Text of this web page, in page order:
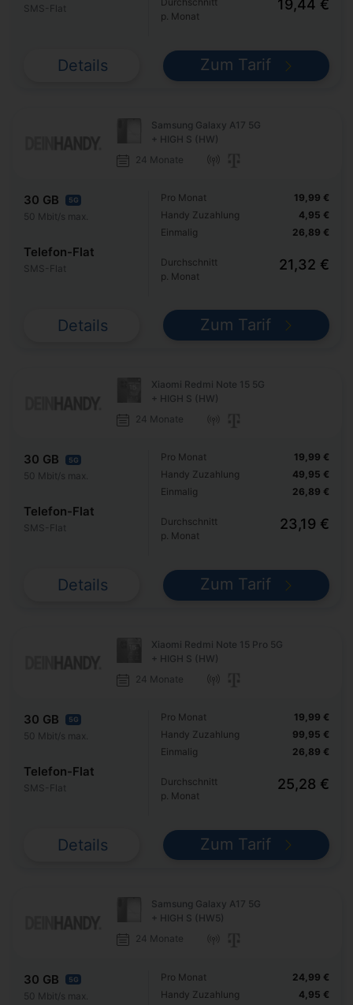
SMS-Flat
p. Monat
19,44 €
Details Zum Tarif
Samsung Galaxy A17 5G
+ HIGH S (HW)
24 Monate
30 GB 5G
50 Mbit/s max.
Telefon-Flat
SMS-Flat
Pro Monat
Handy Zuzahlung
Einmalig
19,99 €
4,95 €
26,89 €
Durchschnitt
p. Monat
21,32 €
Details Zum Tarif
Xiaomi Redmi Note 15 5G
+ HIGH S (HW)
24 Monate
30 GB 5G
50 Mbit/s max.
Telefon-Flat
SMS-Flat
Pro Monat
Handy Zuzahlung
Einmalig
19,99 €
49,95 €
26,89 €
Durchschnitt
p. Monat
23,19 €
Details Zum Tarif
Xiaomi Redmi Note 15 Pro 5G
+ HIGH S (HW)
24 Monate
30 GB 5G
50 Mbit/s max.
Telefon-Flat
SMS-Flat
Pro Monat
Handy Zuzahlung
Einmalig
19,99 €
99,95 €
26,89 €
Durchschnitt
p. Monat
25,28 €
Details Zum Tarif
Samsung Galaxy A17 5G
+ HIGH S (HW5)
24 Monate
30 GB 5G
50 Mbit/s max.
Pro Monat
Handy Zuzahlung
24,99 €
4,95 €